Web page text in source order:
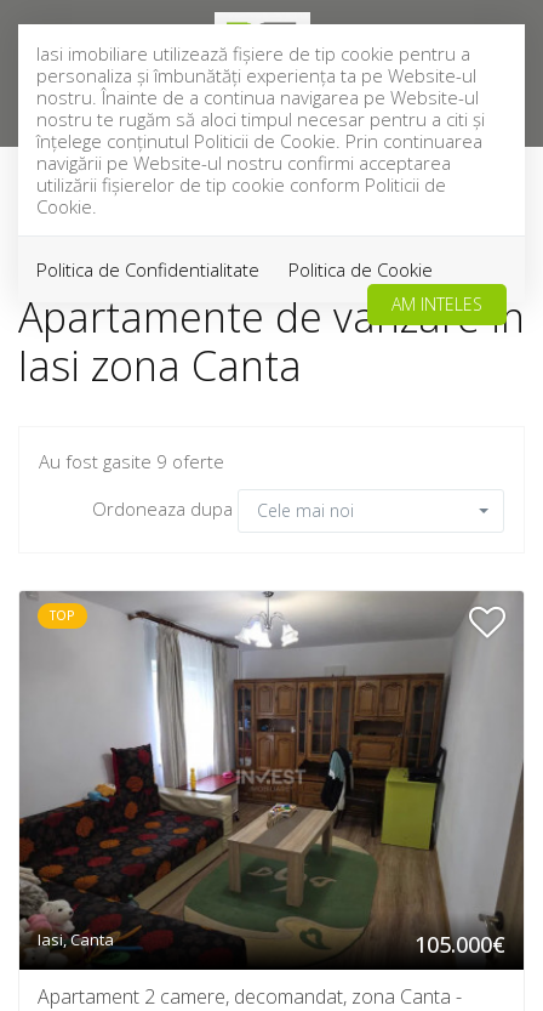
Iasi imobiliare utilizează fişiere de tip cookie pentru a
personaliza și îmbunătăți experiența ta pe Website-ul
nostru. Înainte de a continua navigarea pe Website-ul
nostru te rugăm să aloci timpul necesar pentru a citi și
înțelege conținutul Politicii de Cookie. Prin continuarea
navigării pe Website-ul nostru confirmi acceptarea
utilizării fişierelor de tip cookie conform Politicii de
Cookie.
Politica de Confidentialitate Politica de Cookie
AM INTELES
Filtreaza
Apartamente de vanzare in
Iasi zona Canta
Au fost gasite 9 oferte
Ordoneaza dupa
Cele mai noi
TOP
Iasi, Canta 105.000€
Apartament 2 camere, decomandat, zona Canta -